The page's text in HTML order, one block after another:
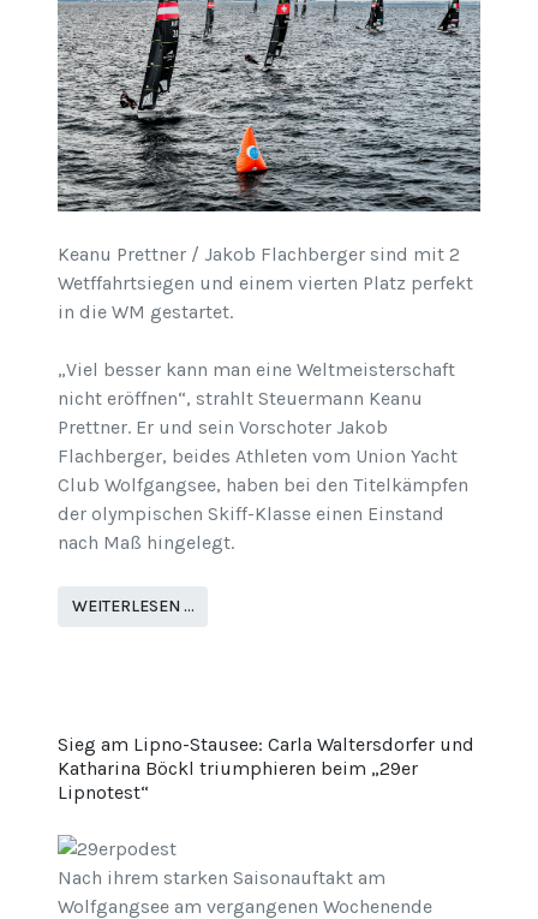
Keanu Prettner / Jakob Flachberger sind mit 2
Wetffahrtsiegen und einem vierten Platz perfekt
in die WM gestartet.
„Viel besser kann man eine Weltmeisterschaft
nicht eröffnen“, strahlt Steuermann Keanu
Prettner. Er und sein Vorschoter Jakob
Flachberger, beides Athleten vom Union Yacht
Club Wolfgangsee, haben bei den Titelkämpfen
der olympischen Skiff-Klasse einen Einstand
nach Maß hingelegt.
WEITERLESEN …
Sieg am Lipno-Stausee: Carla Waltersdorfer und
Katharina Böckl triumphieren beim „29er
Lipnotest“
Nach ihrem starken Saisonauftakt am
Wolfgangsee am vergangenen Wochenende